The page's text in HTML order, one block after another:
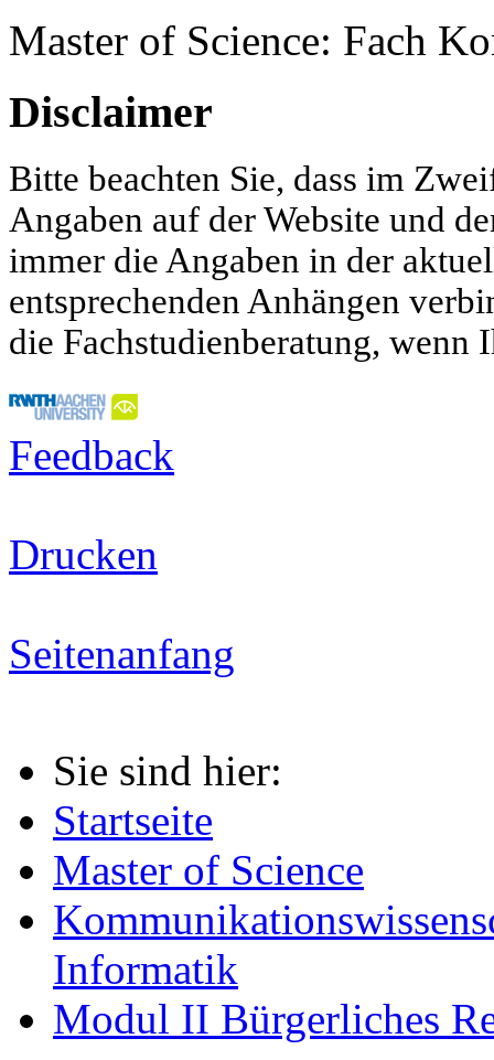
Master of Science: Fach
Disclaimer
Bitte beachten Sie, dass im
Angaben auf der Website und
immer die Angaben in der
entsprechenden Anhängen
die Fachstudienberatung,
Feedback
Drucken
Seitenanfang
Sie sind hier:
Startseite
Master of Science
Informatik
Modul II Bürgerliches